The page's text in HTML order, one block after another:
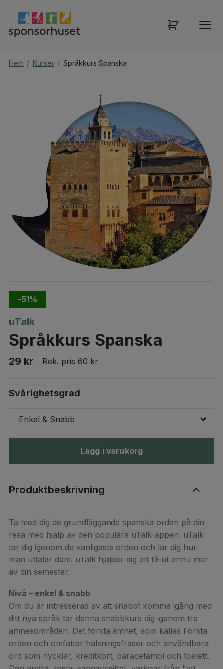
Hem / Kurser / Språkkurs Spanska
-51%
uTalk
Språkkurs Spanska
29 kr Rek. pris 60 kr
Svårighetsgrad
Enkel & Snabb
Lägg i varukorg
Produktbeskrivning
Ta med dig de grundläggande spanska orden på din
resa med hjälp av den populära uTalk-appen. uTalk
tar dig igenom de vanligaste orden och lär dig hur
man uttalar dem. uTalk hjälper dig att få ut ännu mer
av din semester.
Nivå – enkel & snabb
Om du är intresserad av att snabbt komma igång med
ditt nya språk tar denna snabbkurs dig igenom tre
ämnesområden. Det första ämnet, som kallas Första
orden och omfattar hälsningsfraser och användbara
ord som nycklar, kreditkort, paracetamol och toalett.